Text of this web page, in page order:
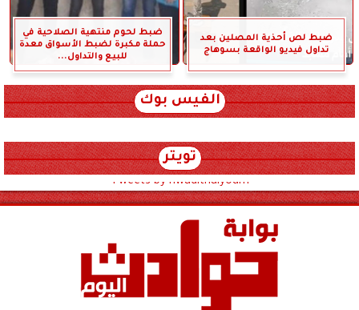
ضبط لص أحذية المصلين بعد
تداول فيديو الواقعة بسوهاج
ضبط لحوم منتهية الصلاحية في
حملة مكبرة لضبط الأسواق معدة
للبيع والتداول...
الفيس بوك
تويتر
Tweets by hwadithalyoum